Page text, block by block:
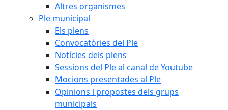
Altres organismes
Ple municipal
Els plens
Convocatòries del Ple
Notícies dels plens
Sessions del Ple al canal de Youtube
Mocions presentades al Ple
Opinions i propostes dels grups
municipals